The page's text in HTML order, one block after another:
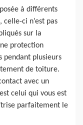
à différents
celle-ci n’est pas
sur la
protection
pendant plusieurs
de toiture.
avec un
celui qui vous est
parfaitement le